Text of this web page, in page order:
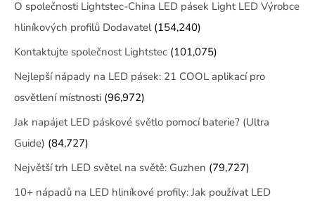
O společnosti Lightstec-China LED pásek Light LED Výrobce
hliníkových profilů Dodavatel (154,240)
Kontaktujte společnost Lightstec (101,075)
Nejlepší nápady na LED pásek: 21 COOL aplikací pro
osvětlení místnosti (96,972)
Jak napájet LED páskové světlo pomocí baterie? (Ultra
Guide) (84,727)
Největší trh LED světel na světě: Guzhen (79,727)
10+ nápadů na LED hliníkové profily: Jak používat LED